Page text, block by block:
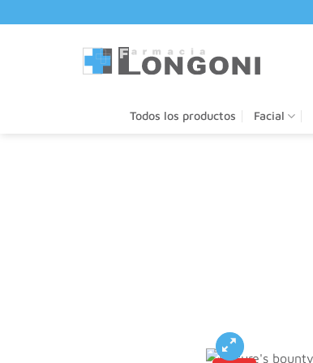
al
Todos los productos Facial